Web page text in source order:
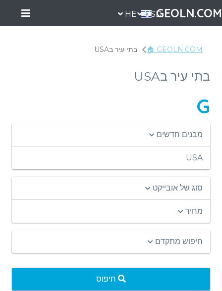
GEOLN.COM
HE USD
GEOLN.COM 🏠 בתי עיר בUSA
בתי עיר בUSA
G
מבנים חדשים
USA
סוג של אובייקט
מחיר
חיפוש מתקדם
חיפוס